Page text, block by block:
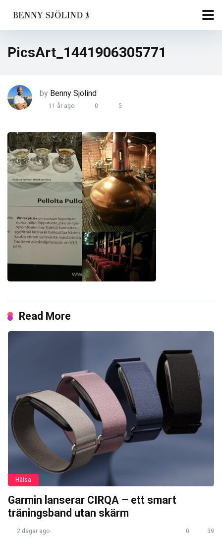
PicsArt_1441906305771
by Benny Sjölind
11 år ago 0 5
Read More
Hälsa
Garmin lanserar CIRQA – ett smart
träningsband utan skärm
2 dagar ago 0 39